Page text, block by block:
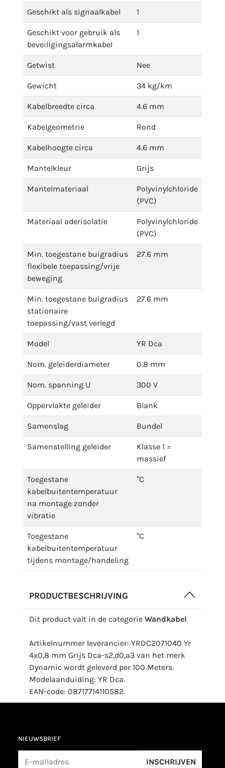
Geschikt als signaalkabel 1
Geschikt voor gebruik als
beveiligingsalarmkabel
1
Getwist Nee
Gewicht 34 kg/km
Kabelbreedte circa 4.6 mm
Kabelgeometrie Rond
Kabelhoogte circa 4.6 mm
Mantelkleur Grijs
Mantelmateriaal
Polyvinylchloride
(PVC)
Materiaal aderisolatie
Polyvinylchloride
(PVC)
Min. toegestane buigradius
flexibele toepassing/vrije
beweging
27.6 mm
Min. toegestane buigradius
stationaire
toepassing/vast verlegd
27.6 mm
Model YR Dca
Nom. geleiderdiameter 0.8 mm
Nom. spanning U 300 V
Oppervlakte geleider Blank
Samenslag Bundel
Samenstelling geleider
Klasse 1 =
massief
Toegestane
kabelbuitentemperatuur
na montage zonder
vibratie
°C
Toegestane
kabelbuitentemperatuur
tijdens montage/handeling
°C
PRODUCTBESCHRIJVING
Dit product valt in de categorie Wandkabel
Artikelnummer leverancier: YRDC2071040 Yr
4x0,8 mm Grijs Dca-s2,d0,a3 van het merk
Dynamic wordt geleverd per 100 Meters.
Modelaanduiding: YR Dca.
EAN-code: 08717714110582.
NIEUWSBRIEF
INSCHRIJVEN